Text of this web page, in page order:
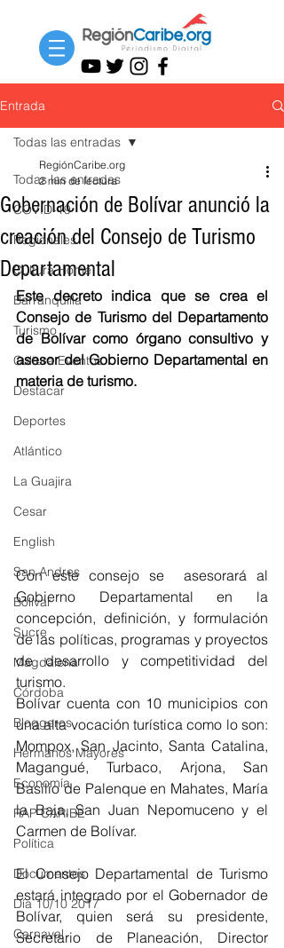
Entrada
Todas las entradas
COVID-19
Regionales
Cultura Home
Barranquilla
Turismo
Cultura Eventos
Destacar
Deportes
Atlántico
La Guajira
Cesar
English
San Andres
Bolívar
Sucre
Magdalena
Córdoba
Bloggeros
Hermanos Mayores
Economía
RAP CARIBE
Política
Documentos
Día 10/10 2017
Carnaval
Todas las entradas
Gobernación de Bolívar anunció la
creación del Consejo de Turismo
Departamental
RegiónCaribe.org
2 min de lectura
Este decreto indica que se crea el
Consejo de Turismo del Departamento
de Bolívar como órgano consultivo y
asesor del Gobierno Departamental en
materia de turismo.
Con este consejo se  asesorará al
Gobierno Departamental en la
concepción, definición, y formulación
de las políticas, programas y proyectos
de desarrollo y competitividad del
turismo.
Bolívar cuenta con 10 municipios con
una alta vocación turística como lo son:
Mompox, San Jacinto, Santa Catalina,
Magangué, Turbaco, Arjona, San
Basilio de Palenque en Mahates, María
la Baja, San Juan Nepomuceno y el
Carmen de Bolívar.
El Consejo Departamental de Turismo
estará integrado por el Gobernador de
Bolívar, quien será su presidente,
Secretario de Planeación, Director